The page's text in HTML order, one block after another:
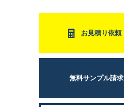
お見積り依頼
無料サンプル請求